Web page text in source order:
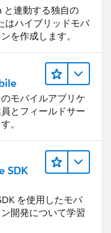
連動する独自の
はハイブリッドモバ
を作成します。
モバイルアプリケ
とフィールドサー
。
SDK
を使用したモバ
開発について学習